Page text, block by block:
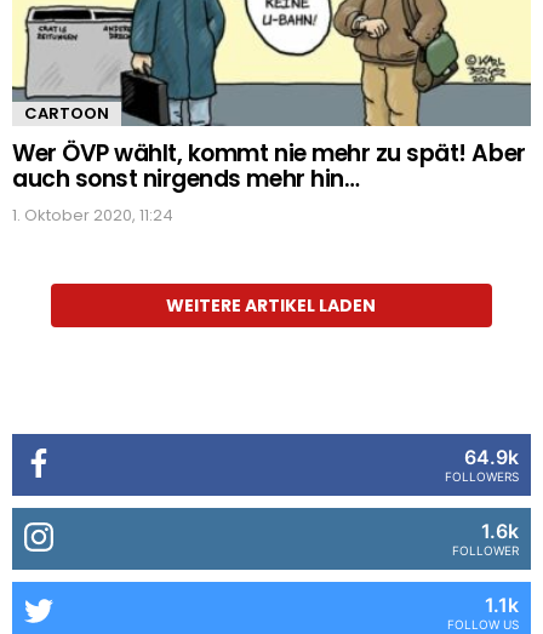
CARTOON
Wer ÖVP wählt, kommt nie mehr zu spät! Aber
auch sonst nirgends mehr hin…
1. Oktober 2020, 11:24
WEITERE ARTIKEL LADEN
64.9k
FOLLOWERS
1.6k
FOLLOWER
1.1k
FOLLOW US